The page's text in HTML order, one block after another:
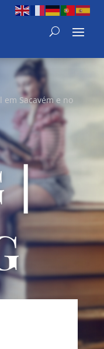
Sacavém e no
|